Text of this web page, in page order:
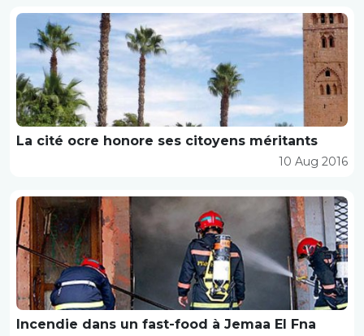
La cité ocre honore ses citoyens méritants
10 Aug 2016
Incendie dans un fast-food à Jemaa El Fna